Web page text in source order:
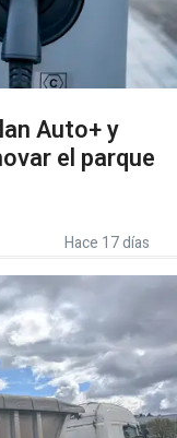
Auto+ y
el parque
Hace 17 días